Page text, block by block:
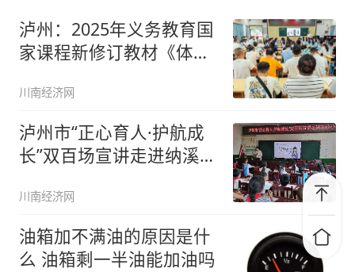
泸州：2025年义务教育国
家课程新修订教材《体育
川南经济网
泸州市“正心育人·护航成
长”双百场宣讲走进纳溪区
川南经济网
油箱加不满油的原因是什
么 油箱剩一半油能加油吗